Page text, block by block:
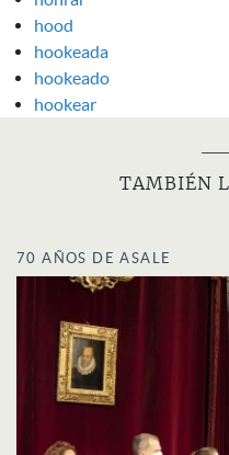
hood
hookeada
hookeado
hookear
TAMBIÉN
70 AÑOS DE ASALE